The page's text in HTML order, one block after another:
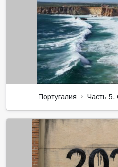
Португалия Часть 5.